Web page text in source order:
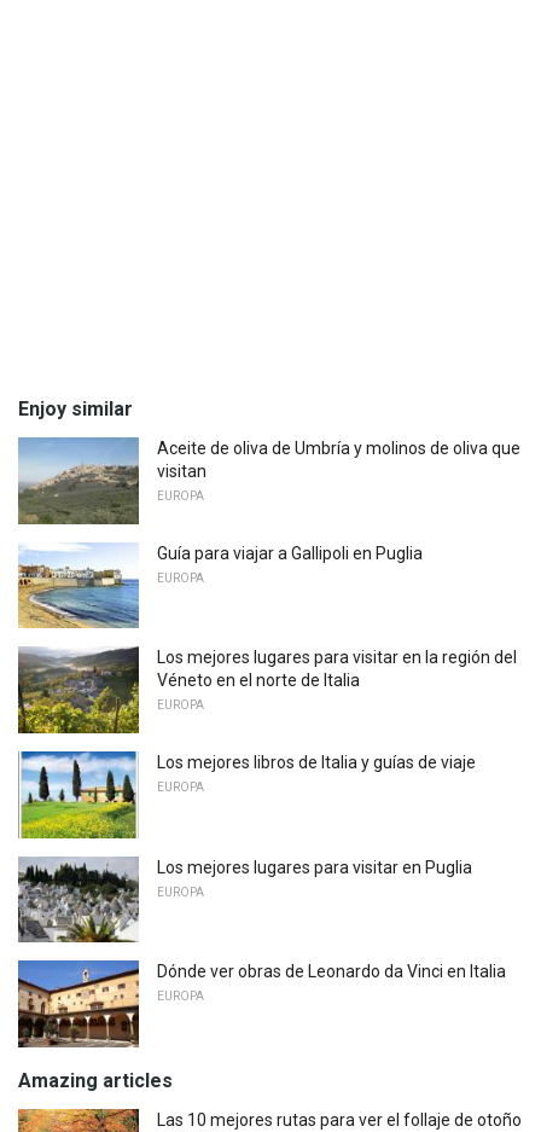
Enjoy similar
Aceite de oliva de Umbría y molinos de oliva que
visitan
EUROPA
Guía para viajar a Gallipoli en Puglia
EUROPA
Los mejores lugares para visitar en la región del
Véneto en el norte de Italia
EUROPA
Los mejores libros de Italia y guías de viaje
EUROPA
Los mejores lugares para visitar en Puglia
EUROPA
Dónde ver obras de Leonardo da Vinci en Italia
EUROPA
Amazing articles
Las 10 mejores rutas para ver el follaje de otoño